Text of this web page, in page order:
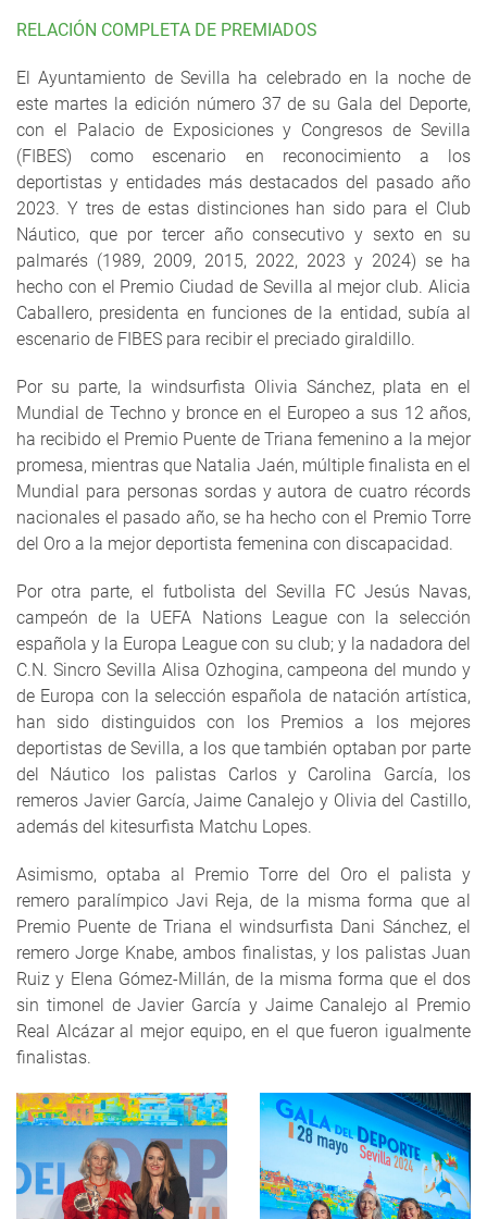
RELACIÓN COMPLETA DE PREMIADOS
El Ayuntamiento de Sevilla ha celebrado en la noche de
este martes la edición número 37 de su Gala del Deporte,
con el Palacio de Exposiciones y Congresos de Sevilla
(FIBES) como escenario en reconocimiento a los
deportistas y entidades más destacados del pasado año
2023. Y tres de estas distinciones han sido para el Club
Náutico, que por tercer año consecutivo y sexto en su
palmarés (1989, 2009, 2015, 2022, 2023 y 2024) se ha
hecho con el Premio Ciudad de Sevilla al mejor club. Alicia
Caballero, presidenta en funciones de la entidad, subía al
escenario de FIBES para recibir el preciado giraldillo.
Por su parte, la windsurfista Olivia Sánchez, plata en el
Mundial de Techno y bronce en el Europeo a sus 12 años,
ha recibido el Premio Puente de Triana femenino a la mejor
promesa, mientras que Natalia Jaén, múltiple finalista en el
Mundial para personas sordas y autora de cuatro récords
nacionales el pasado año, se ha hecho con el Premio Torre
del Oro a la mejor deportista femenina con discapacidad.
Por otra parte, el futbolista del Sevilla FC Jesús Navas,
campeón de la UEFA Nations League con la selección
española y la Europa League con su club; y la nadadora del
C.N. Sincro Sevilla Alisa Ozhogina, campeona del mundo y
de Europa con la selección española de natación artística,
han sido distinguidos con los Premios a los mejores
deportistas de Sevilla, a los que también optaban por parte
del Náutico los palistas Carlos y Carolina García, los
remeros Javier García, Jaime Canalejo y Olivia del Castillo,
además del kitesurfista Matchu Lopes.
Asimismo, optaba al Premio Torre del Oro el palista y
remero paralímpico Javi Reja, de la misma forma que al
Premio Puente de Triana el windsurfista Dani Sánchez, el
remero Jorge Knabe, ambos finalistas, y los palistas Juan
Ruiz y Elena Gómez-Millán, de la misma forma que el dos
sin timonel de Javier García y Jaime Canalejo al Premio
Real Alcázar al mejor equipo, en el que fueron igualmente
finalistas.